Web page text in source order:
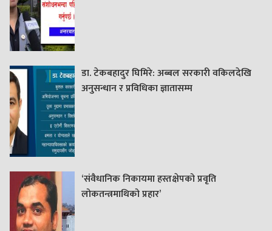
डा. टेकबहादुर घिमिरे: अब्बल सरकारी वकिलदेखि
अनुसन्धान र प्रविधिका ज्ञातासम्म
‘संवैधानिक निकायमा हस्तक्षेपको प्रवृति
लोकतन्त्रमाथिको प्रहार’